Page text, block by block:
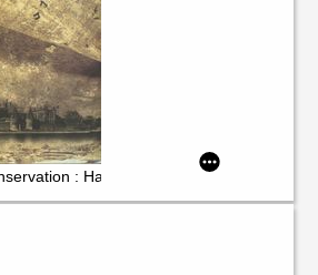
: Half a century of Warsaw